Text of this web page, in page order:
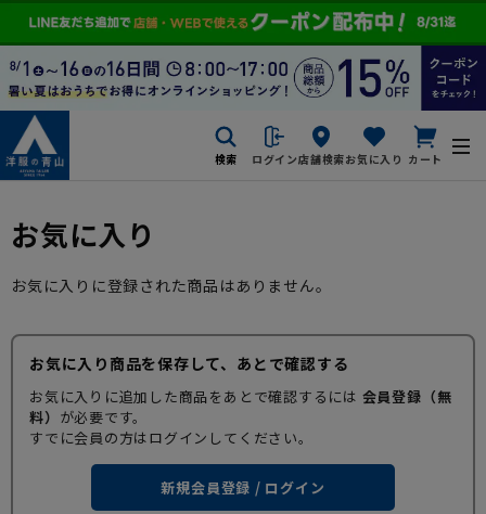
検索 ログイン店舗検索お気に入り カート
お気に入り
お気に入りに登録された商品はありません。
お気に入り商品を保存して、あとで確認する
お気に入りに追加した商品をあとで確認するには 会員登録（無
料） が必要です。
すでに会員の方はログインしてください。
新規会員登録 / ログイン